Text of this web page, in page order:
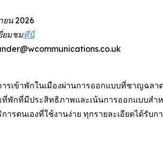
ยน 2026
ยมชมที่นี่
เข้าพักในเมืองผ่านการออกแบบที่ชาญฉลา
พักที่มีประสิทธิภาพและเน้นการออกแบบสำ
ตนเองที่ใช้งานง่าย ทุกรายละเอียดได้รับก